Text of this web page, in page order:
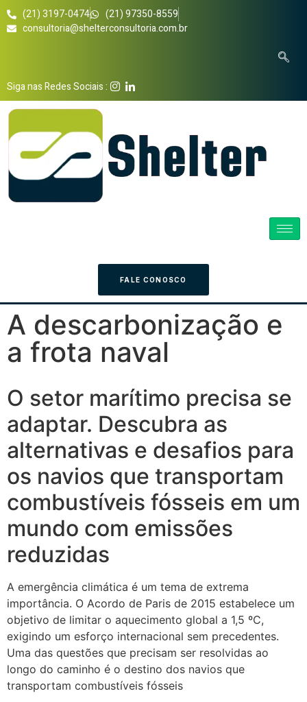
(21) 3197-0474
(21) 97350-8559
consultoria@shelterconsultoria.com.br
Siga nas Redes Sociais :
FALE CONOSCO
A descarbonização e
a frota naval
O setor marítimo precisa se
adaptar. Descubra as
alternativas e desafios para
os navios que transportam
combustíveis fósseis em um
mundo com emissões
reduzidas
A emergência climática é um tema de extrema
importância. O Acordo de Paris de 2015 estabelece um
objetivo de limitar o aquecimento global a 1,5 ºC,
exigindo um esforço internacional sem precedentes.
Uma das questões que precisam ser resolvidas ao
longo do caminho é o destino dos navios que
transportam combustíveis fósseis